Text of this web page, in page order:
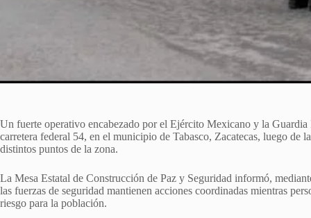
Un fuerte operativo encabezado por el Ejército Mexicano y la
carretera federal 54, en el municipio de Tabasco, Zacatecas, luego de
distintos puntos de la zona.
La Mesa Estatal de Construcción de Paz y Seguridad informó,
las fuerzas de seguridad mantienen acciones coordinadas mientras
riesgo para la población.